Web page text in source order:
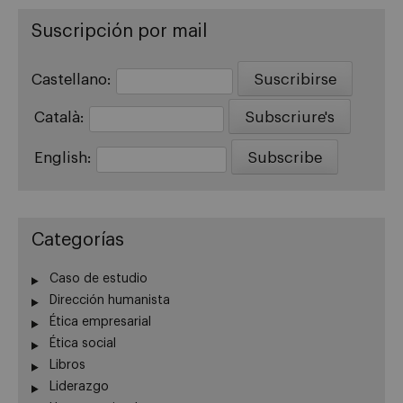
Suscripción por mail
Castellano:
Català:
English:
Categorías
Caso de estudio
Dirección humanista
Ética empresarial
Ética social
Libros
Liderazgo